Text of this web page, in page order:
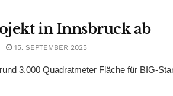
in Innsbruck ab
15. SEPTEMBER 2025
3.000 Quadratmeter Fläche für BIG-